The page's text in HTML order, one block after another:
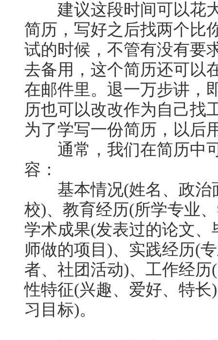
建议这段时间可以花大
简历，写好之后找两个比
试的时候，不管有没有要
去备用，这个简历还可以
在邮件里。退一万步讲，
历也可以改改作为自己找
为了学写一份简历，以后
通常，我们在简历中可
容：
基本情况(姓名、政治
校)、教育经历(所学专业
学术成果(发表过的论文
师做的项目)、实践经历(
者、社团活动)、工作经
性特征(兴趣、爱好、特
习目标)。